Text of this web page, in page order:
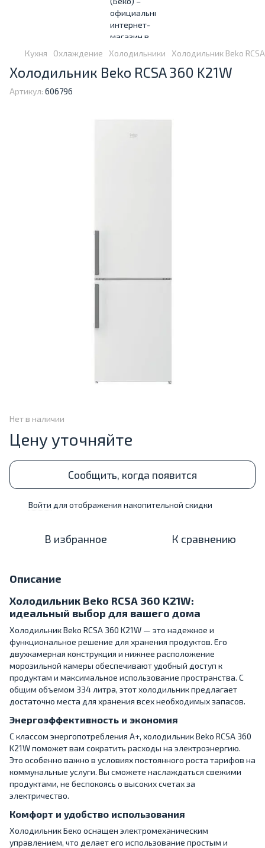
Кухня Охлаждение Холодильники Холодильник Beko
Холодильник Beko RCSA 360 K21W
Артикул: 606796
Нет в наличии
Цену уточняйте
Сообщить, когда появится
Войти для отображения накопительной скидки
В избранное К сравнению
Описание
Холодильник Beko RCSA 360 K21W:
идеальный выбор для вашего дома
Холодильник Beko RCSA 360 K21W — это надежное и
функциональное решение для хранения продуктов. Его
двухкамерная конструкция и нижнее расположение
морозильной камеры обеспечивают удобный доступ к
продуктам и максимальное использование пространства. С
общим объемом 334 литра, этот холодильник предлагает
достаточно места для хранения всех необходимых запасов.
Энергоэффективность и экономия
С классом энергопотребления A+, холодильник Beko RCSA 360
K21W поможет вам сократить расходы на электроэнергию.
Это особенно важно в условиях постоянного роста тарифов на
коммунальные услуги. Вы сможете наслаждаться свежими
продуктами, не беспокоясь о высоких счетах за
электричество.
Комфорт и удобство использования
Холодильник Беко оснащен электромеханическим
управлением, что делает его использование простым и